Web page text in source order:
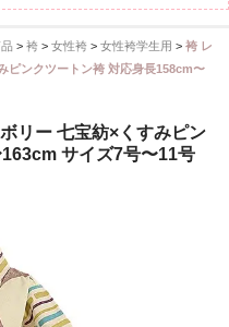
> 袴> 女性袴> 女性袴学生用 > 袴 レ
ピンクツートン袴 対応身長158cm〜
リー 七宝紡×くすみピン
サイズ7号〜11号